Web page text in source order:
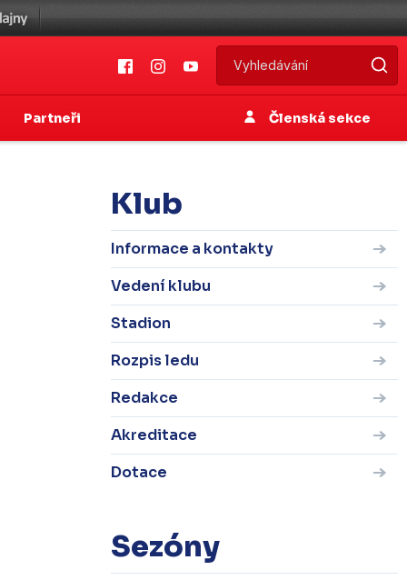
Partneři Členská sekce
Klub
Informace a kontakty
Vedení klubu
Stadion
Rozpis ledu
Redakce
Akreditace
Dotace
Sezóny